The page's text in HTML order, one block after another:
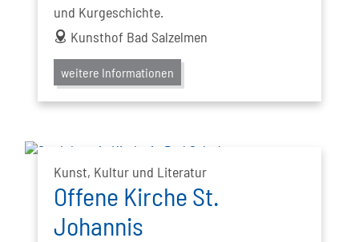
und Kurgeschichte.
address
Kunsthof Bad Salzelmen
weitere Informationen
Kunst, Kultur und Literatur
Offene Kirche St.
Johannis